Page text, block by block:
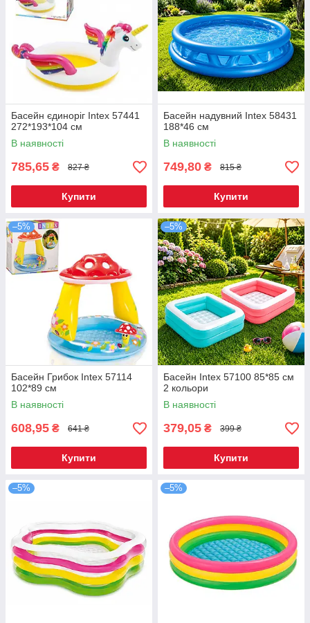
Басейн єдиноріг Intex 57441
272*193*104 см
В наявності
785,65 ₴ 827 ₴
Купити
Басейн надувний Intex 58431
188*46 см
В наявності
749,80 ₴ 815 ₴
Купити
–5%
Басейн Грибок Intex 57114
102*89 см
В наявності
608,95 ₴ 641 ₴
Купити
–5%
Басейн Intex 57100 85*85 см
2 кольори
В наявності
379,05 ₴ 399 ₴
Купити
–5% –5%